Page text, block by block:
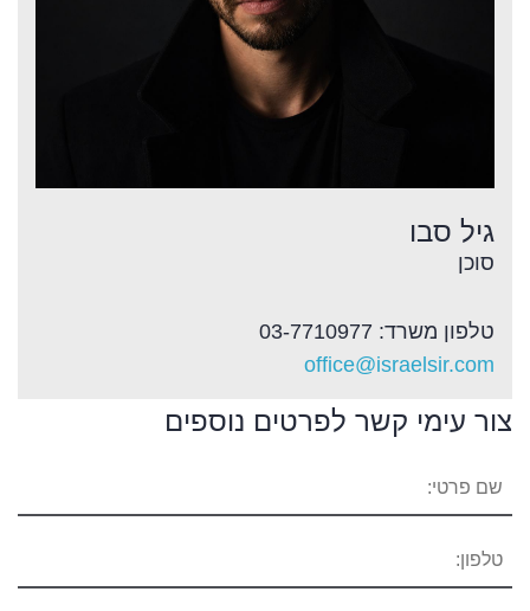
גיל סבו
סוכן
טלפון משרד: 03-7710977
office@israelsir.com
צור עימי קשר לפרטים נוספים